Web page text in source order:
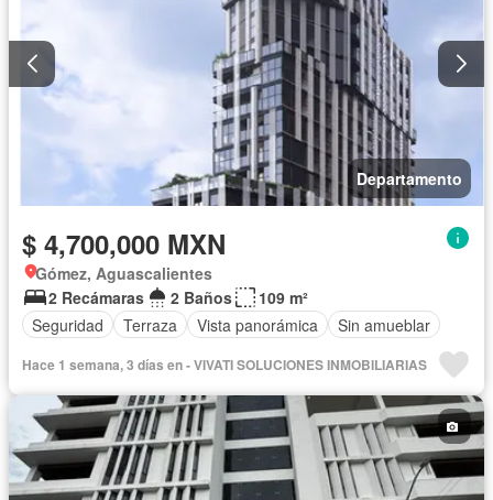
Departamento
$ 4,700,000 MXN
Gómez, Aguascalientes
2 Recámaras
2 Baños
109 m²
Seguridad
Terraza Vista panorámica Sin amueblar
Hace 1 semana, 3 días en - VIVATI SOLUCIONES INMOBILIARIAS